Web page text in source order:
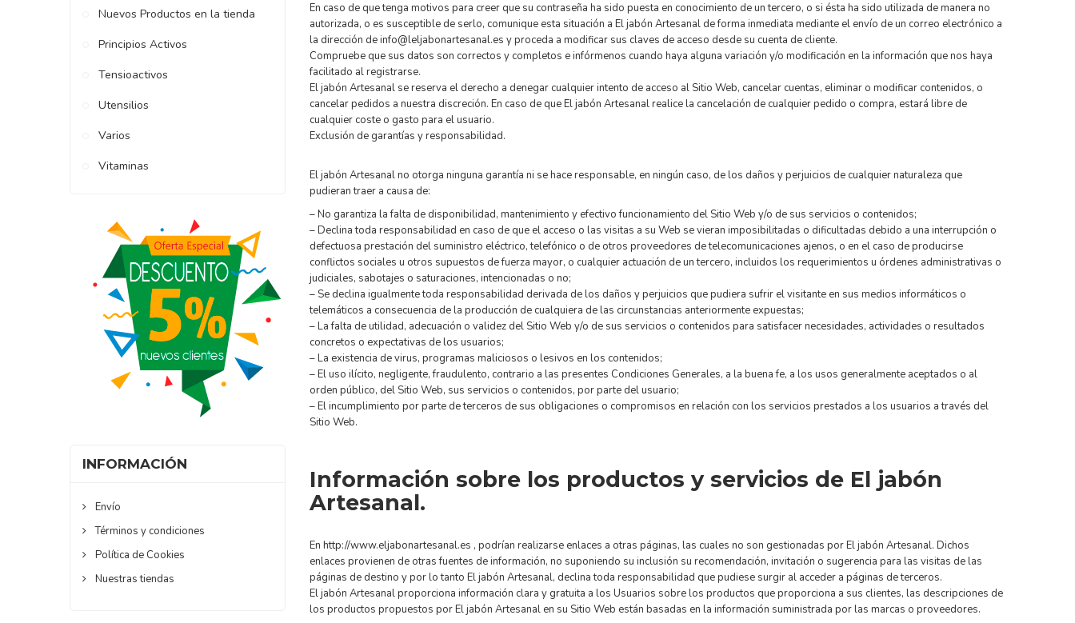
Nuevos Productos en la tienda
Principios Activos
Tensioactivos
Utensilios
Varios
Vitaminas
INFORMACIÓN
Envío
Términos y condiciones
Política de Cookies
Nuestras tiendas
En caso de que tenga motivos para creer que su contraseña ha sido puesta en conocimiento de un tercero, o si ésta ha sido utilizada de manera no
autorizada, o es susceptible de serlo, comunique esta situación a El jabón Artesanal de forma inmediata mediante el envío de un correo electrónico a
la dirección de info@leljabonartesanal.es y proceda a modificar sus claves de acceso desde su cuenta de cliente.
Compruebe que sus datos son correctos y completos e infórmenos cuando haya alguna variación y/o modificación en la información que nos haya
facilitado al registrarse.
El jabón Artesanal se reserva el derecho a denegar cualquier intento de acceso al Sitio Web, cancelar cuentas, eliminar o modificar contenidos, o
cancelar pedidos a nuestra discreción. En caso de que El jabón Artesanal realice la cancelación de cualquier pedido o compra, estará libre de
cualquier coste o gasto para el usuario.
Exclusión de garantías y responsabilidad.
El jabón Artesanal no otorga ninguna garantía ni se hace responsable, en ningún caso, de los daños y perjuicios de cualquier naturaleza que
pudieran traer a causa de:
– No garantiza la falta de disponibilidad, mantenimiento y efectivo funcionamiento del Sitio Web y/o de sus servicios o contenidos;
– Declina toda responsabilidad en caso de que el acceso o las visitas a su Web se vieran imposibilitadas o dificultadas debido a una interrupción o
defectuosa prestación del suministro eléctrico, telefónico o de otros proveedores de telecomunicaciones ajenos, o en el caso de producirse
conflictos sociales u otros supuestos de fuerza mayor, o cualquier actuación de un tercero, incluidos los requerimientos u órdenes administrativas o
judiciales, sabotajes o saturaciones, intencionadas o no;
– Se declina igualmente toda responsabilidad derivada de los daños y perjuicios que pudiera sufrir el visitante en sus medios informáticos o
telemáticos a consecuencia de la producción de cualquiera de las circunstancias anteriormente expuestas;
– La falta de utilidad, adecuación o validez del Sitio Web y/o de sus servicios o contenidos para satisfacer necesidades, actividades o resultados
concretos o expectativas de los usuarios;
– La existencia de virus, programas maliciosos o lesivos en los contenidos;
– El uso ilícito, negligente, fraudulento, contrario a las presentes Condiciones Generales, a la buena fe, a los usos generalmente aceptados o al
orden público, del Sitio Web, sus servicios o contenidos, por parte del usuario;
– El incumplimiento por parte de terceros de sus obligaciones o compromisos en relación con los servicios prestados a los usuarios a través del
Sitio Web.
Información sobre los productos y servicios de El jabón
Artesanal.
En http://www.eljabonartesanal.es , podrían realizarse enlaces a otras páginas, las cuales no son gestionadas por El jabón Artesanal. Dichos
enlaces provienen de otras fuentes de información, no suponiendo su inclusión su recomendación, invitación o sugerencia para las visitas de las
páginas de destino y por lo tanto El jabón Artesanal, declina toda responsabilidad que pudiese surgir al acceder a páginas de terceros.
El jabón Artesanal proporciona información clara y gratuita a los Usuarios sobre los productos que proporciona a sus clientes, las descripciones de
los productos propuestos por El jabón Artesanal en su Sitio Web están basadas en la información suministrada por las marcas o proveedores.